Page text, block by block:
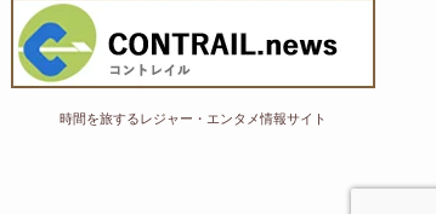
時間を旅するレジャー・エンタメ情報サイト